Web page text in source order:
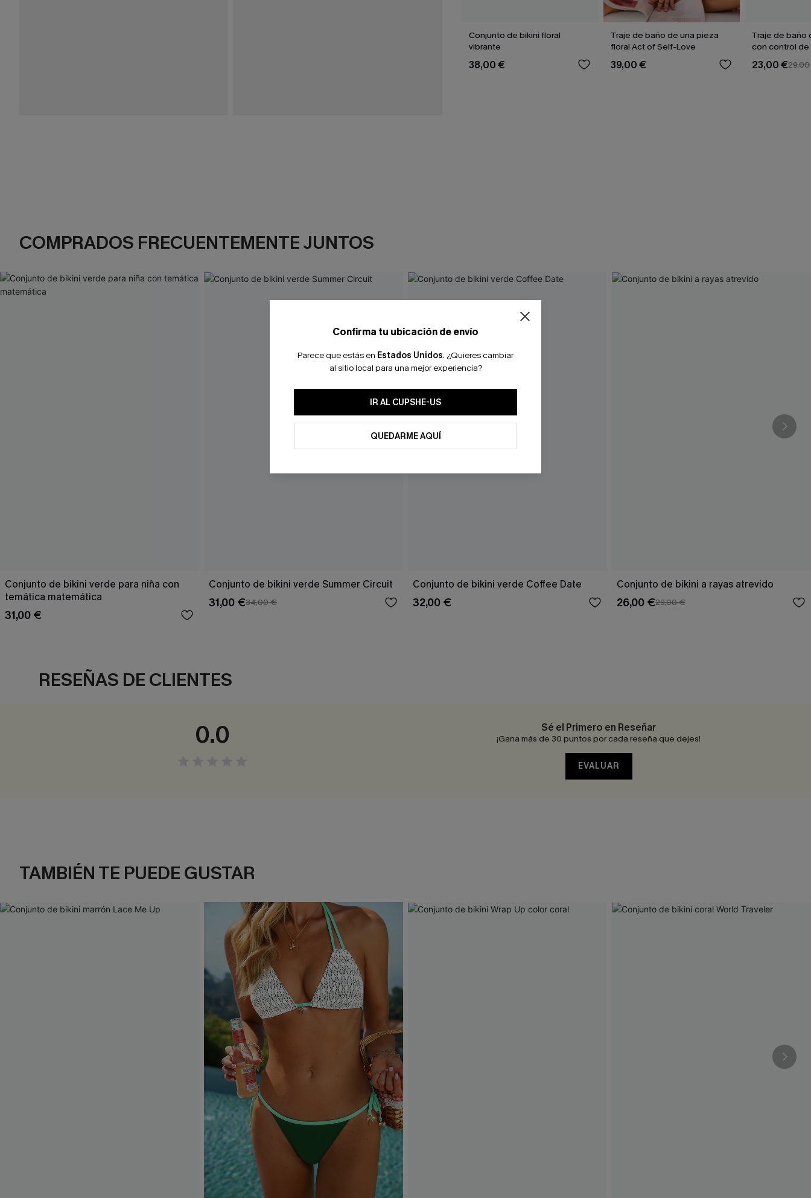
Conjunto de bikini floral
vibrante
38,00 €
Traje de baño de una pieza
floral Act of Self-Love
39,00 €
Traje de baño
con control
Sienna Sun
23,00 €
COMPRADOS FRECUENTEMENTE JUNTOS
Conjunto de bikini verde para niña con
temática matemática
31,00 €
Conjunto de bikini verde Summer Circuit
31,00 €34,00 €
Conjunto de bikini verde Coffee Date
32,00 €
Conjunto de bikini a rayas atrevido
26,00 €29,00 €
RESEÑAS DE CLIENTES
0.0 Sé el Primero en Reseñar
¡Gana más de 30 puntos por cada reseña que dejes!
EVALUAR
TAMBIÉN TE PUEDE GUSTAR
Confirma tu ubicación de envío
Parece que estás en Estados Unidos. ¿Quieres cambiar
al sitio local para una mejor experiencia?
IR AL CUPSHE-US
QUEDARME AQUÍ